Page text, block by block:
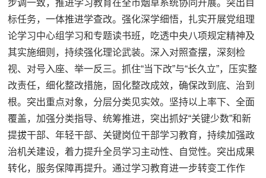
步调一致，推进学习教育在全市烟草系统协同开展。突出目
标任务，一体推进学查改。强化深学细悟，扎实开展党组理
论学习中心组学习和专题读书班，吃透中央八项规定精神及
其实施细则，持续强化理论武装。深入对照查摆，深刻检
视、对号入座、举一反三。抓住“当下改”与“长久立”，压实整
改责任，细化整改措施，固化整改成效，确保改到底、治到
根。突出重点对象，分层分类见实效。坚持以上率下、全面
覆盖，加强分类指导、统筹推进，突出抓好“关键少数”和新
提拔干部、年轻干部、关键岗位干部学习教育，持续加强政
治机关建设，着力提升全员学习主动性、自觉性。突出成果
转化，服务保障再提升。通过学习教育进一步转变工作作